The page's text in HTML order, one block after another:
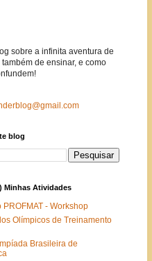
sobre a infinita aventura de
também de ensinar, e como
blog
Minhas Atividades
PROFMAT - Workshop
Olímpicos de Treinamento
Brasileira de